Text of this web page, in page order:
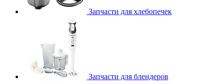
Запчасти для хлебопечек
Запчасти для блендеров